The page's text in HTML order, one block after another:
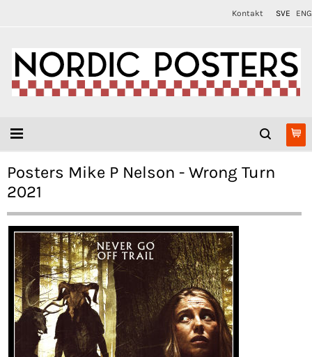
Kontakt SVE ENG
Posters Mike P Nelson - Wrong Turn
2021